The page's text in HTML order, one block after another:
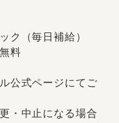
ク（毎日補給）
料
公式ページにてご
・中止になる場合